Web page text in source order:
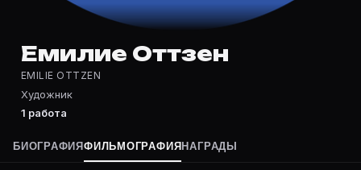
Где открыть фильмографию Емилие Оттзен?
На Movie Planner: https://movie-planner.ru/s/
Емилие Оттзен
EMILIE OTTZEN
Художник
1 работа
БИОГРАФИЯФИЛЬМОГРАФИЯ НАГРАДЫ